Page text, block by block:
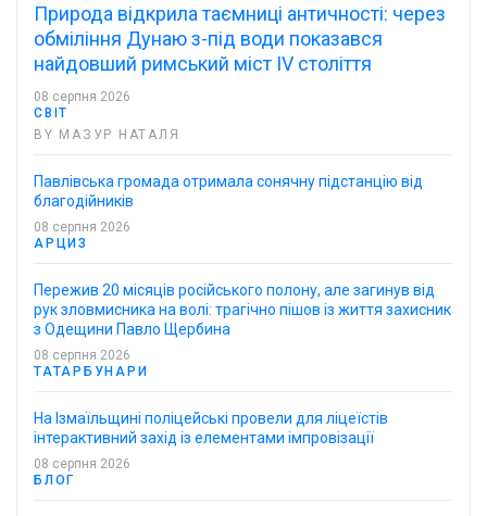
Природа відкрила таємниці античності: через
обміління Дунаю з-під води показався
найдовший римський міст IV століття
08 серпня 2026
СВІТ
BY МАЗУР НАТАЛЯ
Павлівська громада отримала сонячну підстанцію від
благодійників
08 серпня 2026
АРЦИЗ
Пережив 20 місяців російського полону, але загинув від
рук зловмисника на волі: трагічно пішов із життя захисник
з Одещини Павло Щербина
08 серпня 2026
ТАТАРБУНАРИ
На Ізмаїльщині поліцейські провели для ліцеїстів
інтерактивний захід із елементами імпровізації
08 серпня 2026
БЛОГ